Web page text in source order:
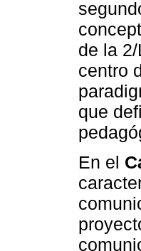
de la
centro
que
En el